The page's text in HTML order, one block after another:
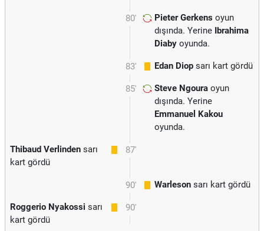
80' Pieter Gerkens oyun
dışında. Yerine Ibrahima
Diaby oyunda.
83' Edan Diop sarı kart gördü
85' Steve Ngoura oyun
dışında. Yerine
Emmanuel Kakou
oyunda.
87'
Thibaud Verlinden sarı
kart gördü
90' Warleson sarı kart gördü
90'
Roggerio Nyakossi sarı
kart gördü